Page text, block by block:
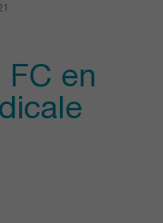
FC en